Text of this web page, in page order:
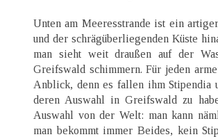
Unten am Meeresstrande ist ein
und der schrägüberliegenden Küste
man sieht weit draußen auf der
Greifswald schimmern. Für jeden
Anblick, denn es fallen ihm Stipendia
deren Auswahl in Greifswald zu
Auswahl von der Welt: man kann
man bekommt immer Beides, kein